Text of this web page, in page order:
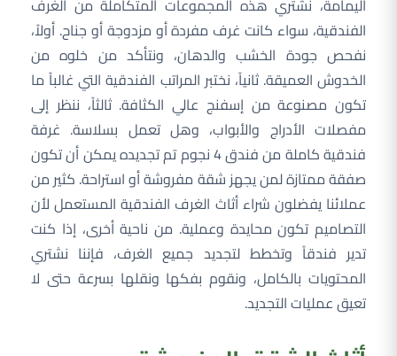
اليمامة، نشتري هذه المجموعات المتكاملة من الغرف
الفندقية، سواء كانت غرف مفردة أو مزدوجة أو جناح. أولاً،
نفحص جودة الخشب والدهان، ونتأكد من خلوه من
الخدوش العميقة. ثانياً، نختبر المراتب الفندقية التي غالباً ما
تكون مصنوعة من إسفنج عالي الكثافة. ثالثاً، ننظر إلى
مفصلات الأدراج والأبواب، وهل تعمل بسلاسة. غرفة
فندقية كاملة من فندق 4 نجوم تم تجديده يمكن أن تكون
صفقة ممتازة لمن يجهز شقة مفروشة أو استراحة. كثير من
عملائنا يفضلون شراء أثاث الغرف الفندقية المستعمل لأن
التصاميم تكون محايدة وعملية. من ناحية أخرى، إذا كنت
تدير فندقاً وتخطط لتجديد جميع الغرف، فإننا نشتري
المحتويات بالكامل، ونقوم بفكها ونقلها بسرعة حتى لا
تعيق عمليات التجديد.